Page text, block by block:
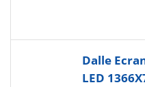
Dalle
LED